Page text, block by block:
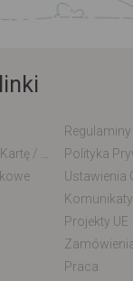
Regulaminy
Polityka
Ustawienia
Komunikaty
Projekty UE
Praca